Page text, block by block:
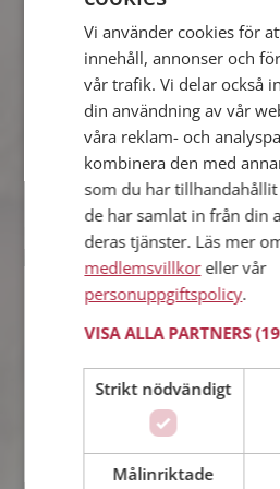
snäll Erik
41 år från Sala i
Söker kvinna
Som medlem
snäll Erik och
på
vilka som
Mathias
34 år från Sala i
se en
foton om du
Vi använder cookies för
innehåll, annonser och
vår trafik. Vi delar också
din användning av vår
våra reklam- och
kombinera den med
som du har
de har samlat in från din
deras tjänster. Läs mer
medlemsvillkoreller vår
personuppgiftspolicy.
VISA ALLA PARTNERS
Strikt nödvändigt
Målinriktade